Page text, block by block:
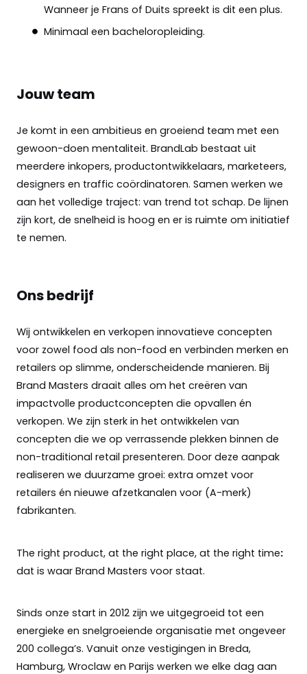
Wanneer je Frans of Duits spreekt is dit een plus.
Minimaal een bacheloropleiding.
Jouw team
Je komt in een ambitieus en groeiend team met een
gewoon-doen mentaliteit. BrandLab bestaat uit
meerdere inkopers, productontwikkelaars, marketeers,
designers en traffic coördinatoren. Samen werken we
aan het volledige traject: van trend tot schap. De lijnen
zijn kort, de snelheid is hoog en er is ruimte om initiatief
te nemen.
Ons bedrijf
Wij ontwikkelen en verkopen innovatieve concepten
voor zowel food als non-food en verbinden merken en
retailers op slimme, onderscheidende manieren. Bij
Brand Masters draait alles om het creëren van
impactvolle productconcepten die opvallen én
verkopen. We zijn sterk in het ontwikkelen van
concepten die we op verrassende plekken binnen de
non-traditional retail presenteren. Door deze aanpak
realiseren we duurzame groei: extra omzet voor
retailers én nieuwe afzetkanalen voor (A-merk)
fabrikanten.
The right product, at the right place, at the right time:
dat is waar Brand Masters voor staat.
Sinds onze start in 2012 zijn we uitgegroeid tot een
energieke en snelgroeiende organisatie met ongeveer
200 collega’s. Vanuit onze vestigingen in Breda,
Hamburg, Wroclaw en Parijs werken we elke dag aan